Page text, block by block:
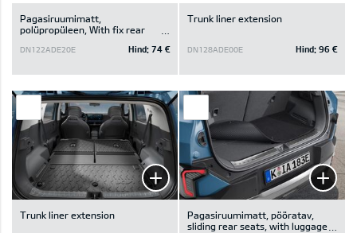
Pagasiruumimatt,
polüpropüleen, With fix rear
DN122ADE20E Hind: 74 €
Trunk liner extension
DN128ADE00E Hind: 96 €
Trunk liner extension
Pagasiruumimatt, pööratav,
sliding rear seats, with luggage